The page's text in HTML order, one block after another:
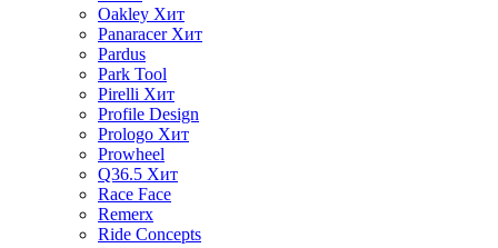
Oakley Хит
Panaracer Хит
Pardus
Park Tool
Pirelli Хит
Profile Design
Prologo Хит
Prowheel
Q36.5 Хит
Race Face
Remerx
Ride Concepts